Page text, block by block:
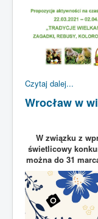
Czytaj dalej...
Wrocław w
W związku z
świetlicowy
można do 31